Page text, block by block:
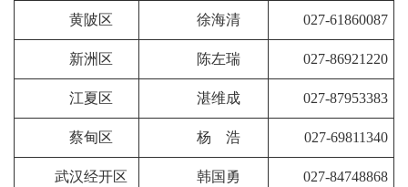
黄陂区 徐海清 027-61860087
新洲区 陈左瑞 027-86921220
江夏区 湛维成 027-87953383
蔡甸区 杨 浩 027-69811340
武汉经开区 韩国勇 027-84748868